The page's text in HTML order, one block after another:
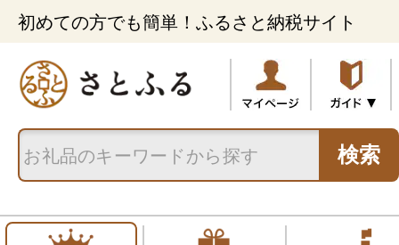
初めての方でも簡単！ふるさと納税サイト
検索